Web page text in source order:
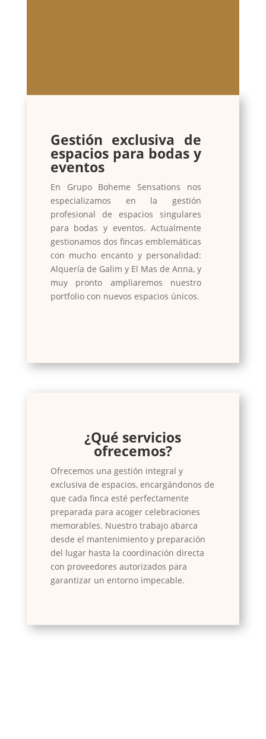
Gestión exclusiva de
espacios para bodas y
eventos
En Grupo Boheme Sensations nos
especializamos en la gestión
profesional de espacios singulares
para bodas y eventos. Actualmente
gestionamos dos fincas emblemáticas
con mucho encanto y personalidad:
Alquería de Galim y El Mas de Anna, y
muy pronto ampliaremos nuestro
portfolio con nuevos espacios únicos.
¿Qué servicios
ofrecemos?
Ofrecemos una gestión integral y
exclusiva de espacios, encargándonos de
que cada finca esté perfectamente
preparada para acoger celebraciones
memorables. Nuestro trabajo abarca
desde el mantenimiento y preparación
del lugar hasta la coordinación directa
con proveedores autorizados para
garantizar un entorno impecable.